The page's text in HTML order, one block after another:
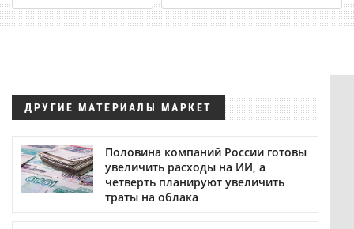
ДРУГИЕ МАТЕРИАЛЫ МАРКЕТ
Половина компаний России готовы
увеличить расходы на ИИ, а
четверть планируют увеличить
траты на облака